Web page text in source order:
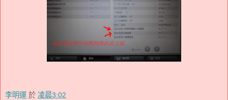
李明運 於 凌晨3:02